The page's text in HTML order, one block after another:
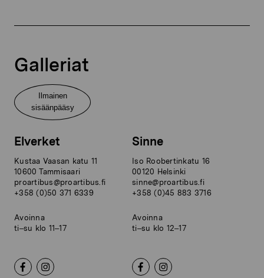
Galleriat
Ilmainen
sisäänpääsy
Elverket
Kustaa Vaasan katu 11
10600 Tammisaari
proartibus@proartibus.fi
+358 (0)50 371 6339
Avoinna
ti–su klo 11–17
Sinne
Iso Roobertinkatu 16
00120 Helsinki
sinne@proartibus.fi
+358 (0)45 883 3716
Avoinna
ti–su klo 12–17